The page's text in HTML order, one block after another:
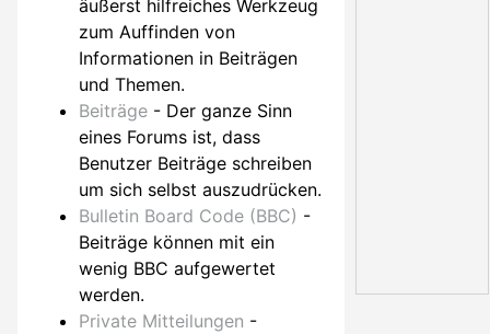
äußerst hilfreiches Werkzeug
zum Auffinden von
Informationen in Beiträgen
und Themen.
Beiträge - Der ganze Sinn
eines Forums ist, dass
Benutzer Beiträge schreiben
um sich selbst auszudrücken.
Bulletin Board Code (BBC) -
Beiträge können mit ein
wenig BBC aufgewertet
werden.
Private Mitteilungen -